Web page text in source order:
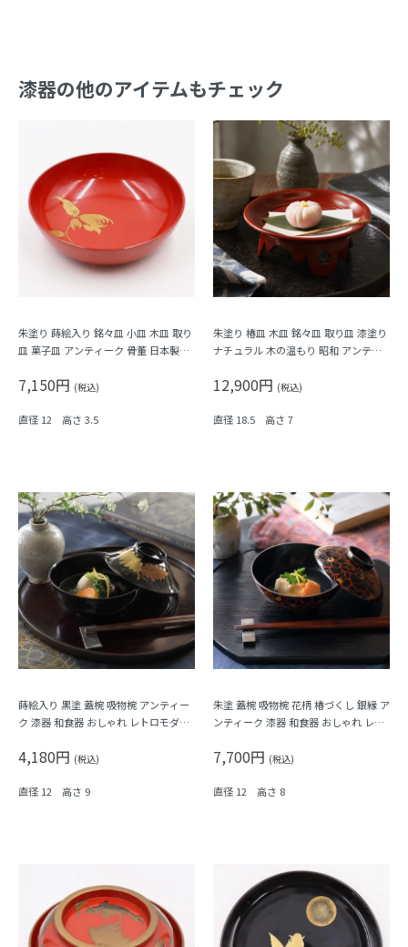
漆器の他のアイテムもチェック
朱塗り 蒔絵入り 銘々皿 小皿 木皿 取り
皿 菓子皿 アンティーク 骨董 日本製
7,150円 (税込)
直径 12 高さ 3.5
朱塗り 椿皿 木皿 銘々皿 取り皿 漆塗り
ナチュラル 木の温もり 昭和 アンティ
12,900円 (税込)
直径 18.5 高さ 7
蒔絵入り 黒塗 蓋椀 吸物椀 アンティー
ク 漆器 和食器 おしゃれ レトロモダン
4,180円 (税込)
直径 12 高さ 9
朱塗 蓋椀 吸物椀 花柄 椿づくし 銀縁 ア
ンティーク 漆器 和食器 おしゃれ レト
7,700円 (税込)
直径 12 高さ 8